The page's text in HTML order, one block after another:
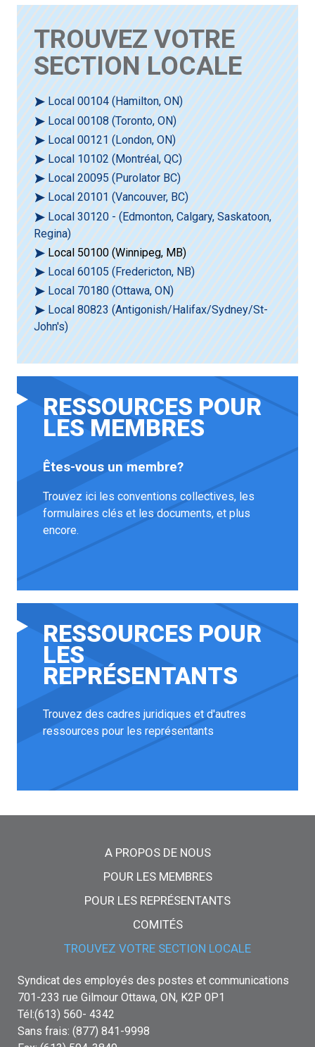
TROUVEZ VOTRE
SECTION LOCALE
Local 00104 (Hamilton, ON)
Local 00108 (Toronto, ON)
Local 00121 (London, ON)
Local 10102 (Montréal, QC)
Local 20095 (Purolator BC)
Local 20101 (Vancouver, BC)
Local 30120 - (Edmonton, Calgary, Saskatoon,
Regina)
Local 50100 (Winnipeg, MB)
Local 60105 (Fredericton, NB)
Local 70180 (Ottawa, ON)
Local 80823 (Antigonish/Halifax/Sydney/St-
John's)
RESSOURCES POUR
LES MEMBRES
Êtes-vous un membre?
Trouvez ici les conventions collectives, les
formulaires clés et les documents, et plus
encore.
RESSOURCES POUR
LES
REPRÉSENTANTS
Trouvez des cadres juridiques et d'autres
ressources pour les représentants
A PROPOS DE NOUS
POUR LES MEMBRES
POUR LES REPRÉSENTANTS
COMITÉS
TROUVEZ VOTRE SECTION LOCALE
Syndicat des employés des postes et communications
701-233 rue Gilmour Ottawa, ON, K2P 0P1
Tél:(613) 560- 4342
Sans frais: (877) 841-9998